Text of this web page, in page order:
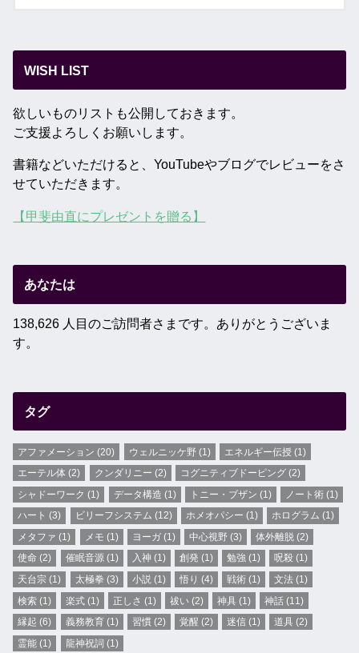
WISH LIST
欲しいものリストも公開しておきます。
ご支援よろしくお願いします。
書籍などいただけると、YouTubeやブログでレビューをさ
せていただきます。
【甲斐由直にプレゼントを贈る】
あなたは
138,626 人目のご訪問者さまです。ありがとうございま
す。
タグ
アファメーション (20) ウェルニッケ野(1) エネルギー伝授(1)
エーテル体 (2) クンダリニー (2) コグニティブドーピング(2)
シャドーワーク (1) データ構造 (1) トニー・ブザン (1) ノート術 (1)
ハート (3) ビリーフシステム (12) ホメオパシー (1) ホログラム (1)
メタファ (1) メモ (1) ヨーガ(1) 中心視野 (3) 体外離脱 (2)
使命 (2) 催眠音源(1) 入神 (1) 創発 (1) 勉強 (1) 呪殺 (1)
天台宗 (1) 太極拳 (3) 小説(1) 悟り (4) 戦術 (1) 文法 (1)
検索 (1) 楽式(1) 正しさ (1) 祓い (2) 神具 (1) 神話 (11)
縁起 (6) 義務教育(1) 習慣(2) 覚醒 (2) 迷信 (1) 道具 (2)
霊能 (1) 龍神祝詞 (1)